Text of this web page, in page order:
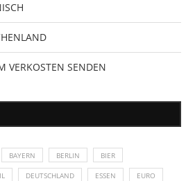
VERKOSTEN SENDEN
BAYERN BERLIN BIER
DEUTSCHLAND ESSEN EURO